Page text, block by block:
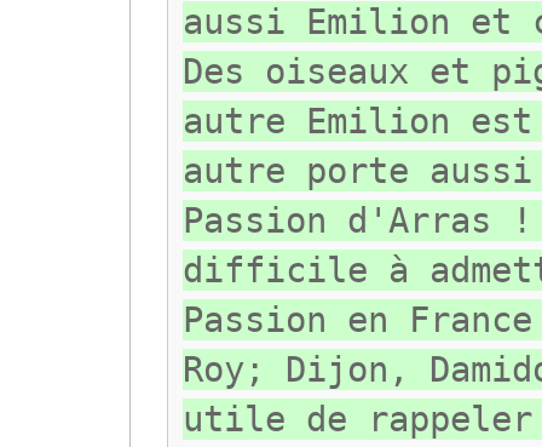
aussi Emilion et
Des oiseaux et
autre Emilion
autre porte aussi
Passion d'Arras
difficile à
Passion en
Roy; Dijon,
utile de